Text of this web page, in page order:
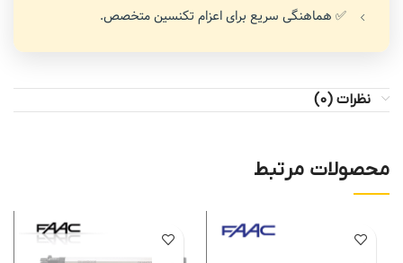
✅ هماهنگی سریع برای اعزام تکنسین متخصص.
نظرات (0)
محصولات مرتبط